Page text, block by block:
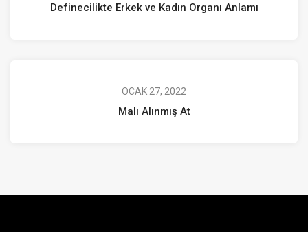
Definecilikte Erkek ve Kadın Organı Anlamı
OCAK 27, 2022
Malı Alınmış At